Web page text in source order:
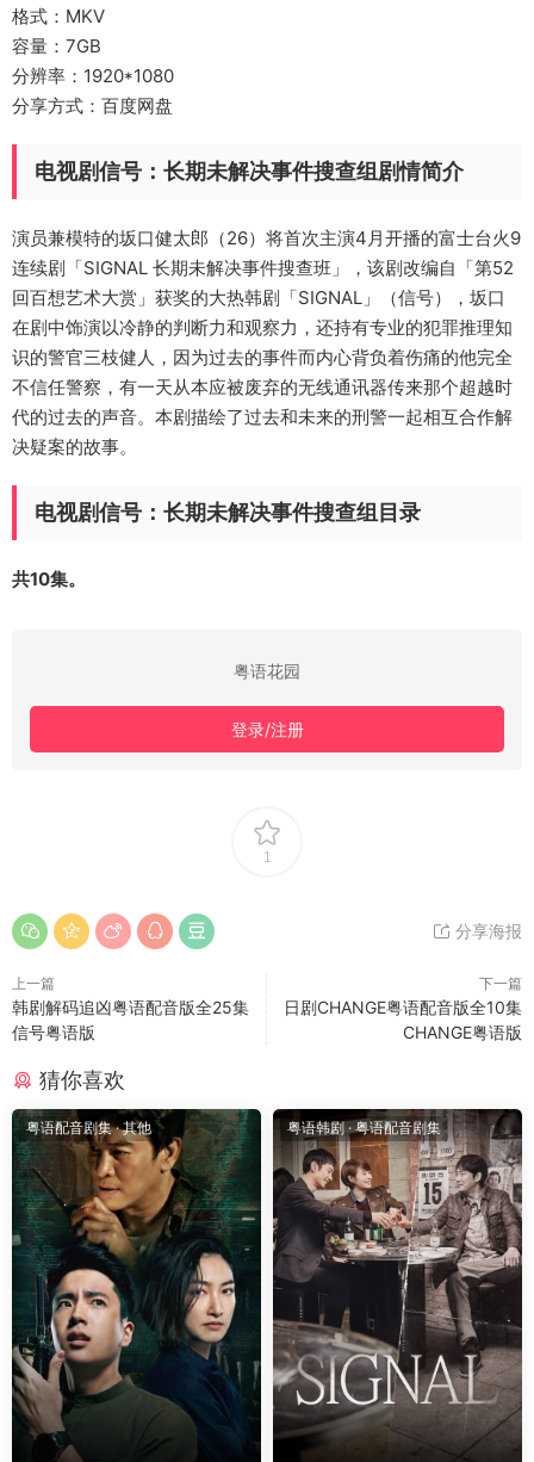
格式：MKV
容量：7GB
分辨率：1920*1080
分享方式：百度网盘
电视剧信号：长期未解决事件搜查组剧情简介
演员兼模特的坂口健太郎（26）将首次主演4月开播的富士台火9
连续剧「SIGNAL 长期未解决事件搜查班」，该剧改编自「第52
回百想艺术大赏」获奖的大热韩剧「SIGNAL」（信号），坂口
在剧中饰演以冷静的判断力和观察力，还持有专业的犯罪推理知
识的警官三枝健人，因为过去的事件而内心背负着伤痛的他完全
不信任警察，有一天从本应被废弃的无线通讯器传来那个超越时
代的过去的声音。本剧描绘了过去和未来的刑警一起相互合作解
决疑案的故事。
电视剧信号：长期未解决事件搜查组目录
共10集。
粤语花园
登录/注册
1
分享海报
上一篇
韩剧解码追凶粤语配音版全25集
信号粤语版
下一篇
日剧CHANGE粤语配音版全10集
CHANGE粤语版
猜你喜欢
粤语配音剧集·其他 粤语韩剧· 粤语配音剧集